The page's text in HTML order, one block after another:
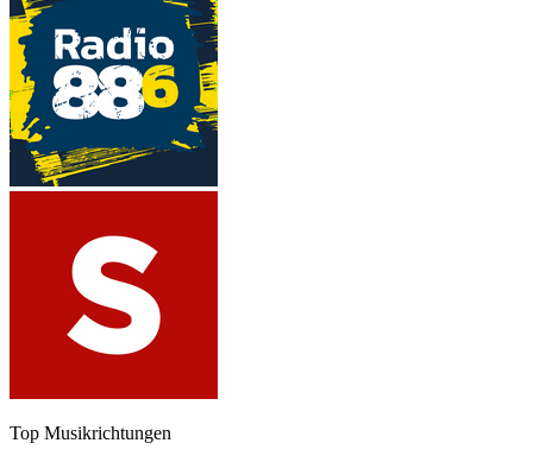
Top Musikrichtungen